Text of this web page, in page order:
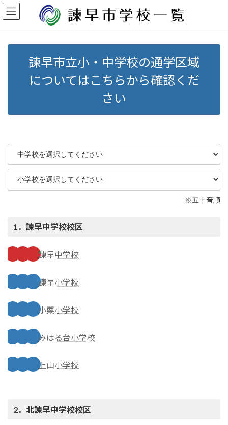
コ
ン
ナ
ビ
諫早市立小・中学校の通学区域
についてはこちらから確認くだ
さい
※五十音順
1．諫早中学校校区
諫早中学校
諫早小学校
小栗小学校
みはる台小学校
上山小学校
2．北諫早中学校校区